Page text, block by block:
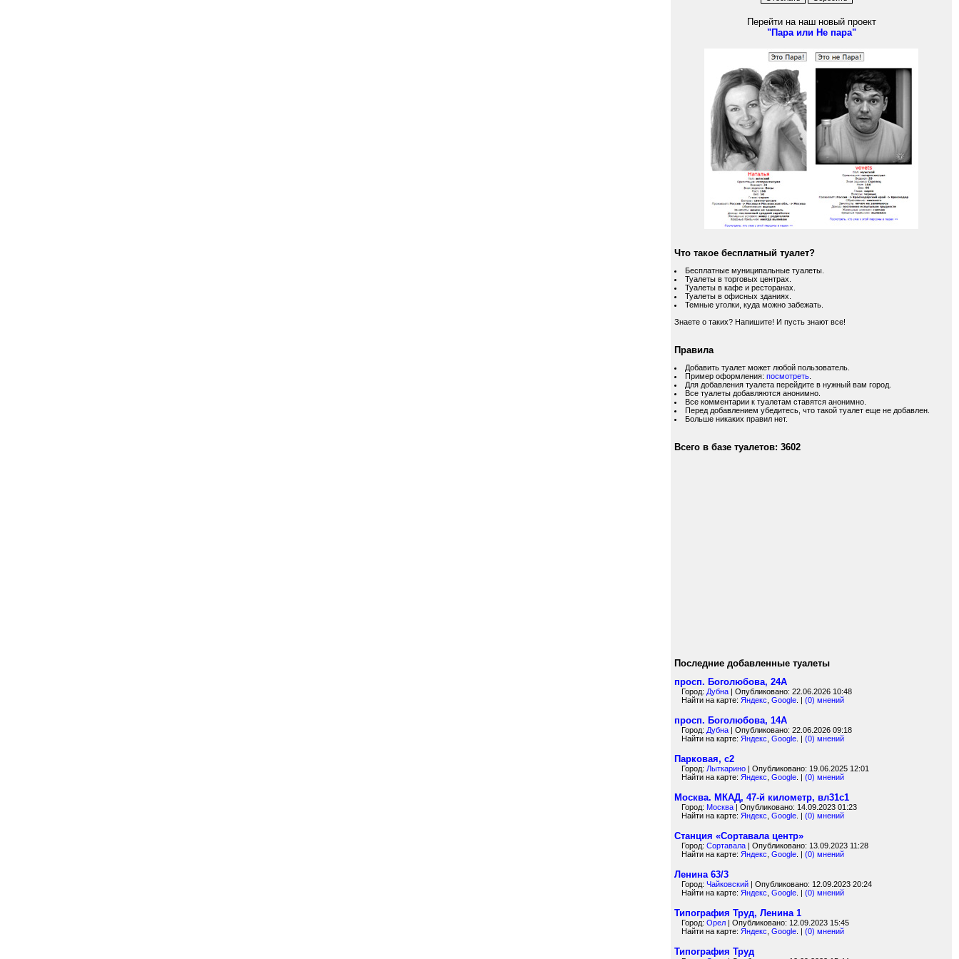
Перейти на наш новый проект
"Пара или Не пара"
Что такое бесплатный туалет?
Бесплатные муниципальные туалеты.
Туалеты в торговых центрах.
Туалеты в кафе и ресторанах.
Туалеты в офисных зданиях.
Темные уголки, куда можно забежать.
Знаете о таких? Напишите! И пусть знают все!
Правила
Добавить туалет может любой пользователь.
Пример оформления: посмотреть.
Для добавления туалета перейдите в нужный вам город.
Все туалеты добавляются анонимно.
Все комментарии к туалетам ставятся анонимно.
Перед добавлением убедитесь, что такой туалет еще не добавлен.
Больше никаких правил нет.
Всего в базе туалетов: 3602
Последние добавленные туалеты
просп. Боголюбова, 24А
Город: Дубна | Опубликовано: 22.06.2026 10:48
Найти на карте: Яндекс Google . | (0) мнений
просп. Боголюбова, 14А
Город: Дубна | Опубликовано: 22.06.2026 09:18
Найти на карте: Яндекс Google . | (0) мнений
Парковая, с2
Город: Лыткарино | Опубликовано: 19.06.2025 12:01
Найти на карте: Яндекс Google . | (0) мнений
Москва. МКАД, 47-й километр, вл31с1
Город: Москва | Опубликовано: 14.09.2023 01:23
Найти на карте: Яндекс Google . | (0) мнений
Станция «Сортавала центр»
Город: Сортавала | Опубликовано: 13.09.2023 11:28
Найти на карте: Яндекс Google . | (0) мнений
Ленина 63/3
Город: Чайковский | Опубликовано: 12.09.2023 20:24
Найти на карте: Яндекс Google . | (0) мнений
Типография Труд, Ленина 1
Город: Орел | Опубликовано: 12.09.2023 15:45
Найти на карте: Яндекс Google . | (0) мнений
Типография Труд